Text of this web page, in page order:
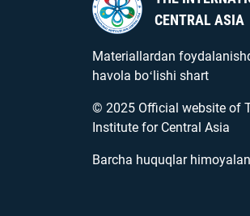
CENTRAL ASIA
Materiallardan
havola boʻlishi shart
© 2025 Official website of
Institute for Central Asia
Barcha huquqlar